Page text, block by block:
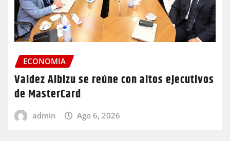
ECONOMIA
Valdez Albizu se reúne con altos ejecutivos
de MasterCard
admin Ago 6, 2026